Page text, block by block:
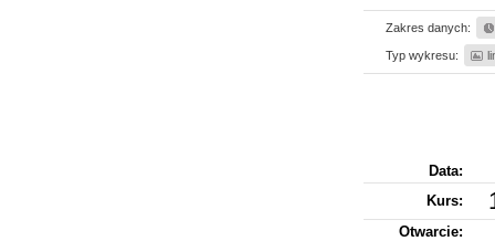
Zakres danych:
Typ wykresu:
Data:
Kurs:
Otwarcie: